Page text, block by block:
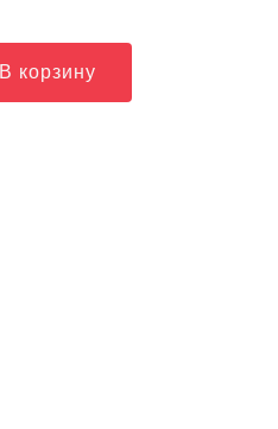
В корзину